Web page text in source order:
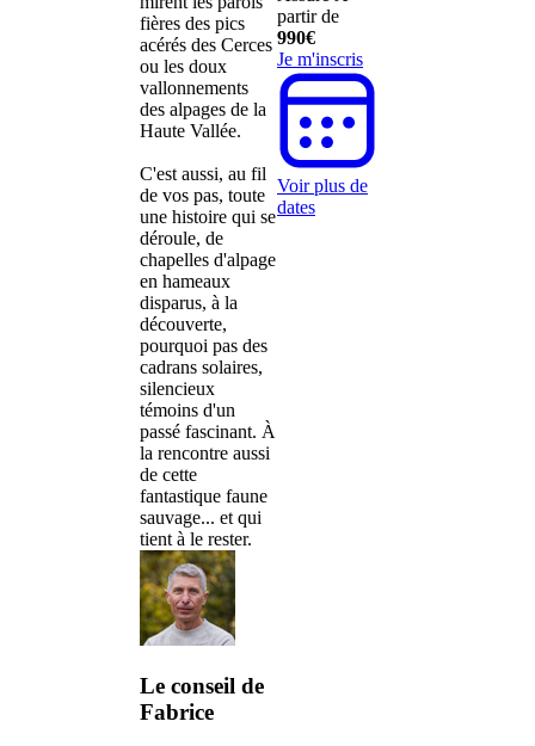
fières des pics
acérés des Cerces
ou les doux
vallonnements
des alpages de la
Haute Vallée.
C'est aussi, au fil
de vos pas, toute
une histoire qui se
déroule, de
chapelles d'alpage
en hameaux
disparus, à la
découverte,
pourquoi pas des
cadrans solaires,
silencieux
témoins d'un
passé fascinant. À
la rencontre aussi
de cette
fantastique faune
sauvage... et qui
tient à le rester.
Le conseil de
Fabrice
partir de
990€
Je m'inscris
Voir plus de
dates